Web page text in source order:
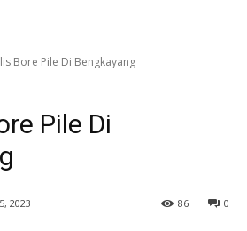
Bore Pile Di Bengkayang
Pile Di
2023 0
86